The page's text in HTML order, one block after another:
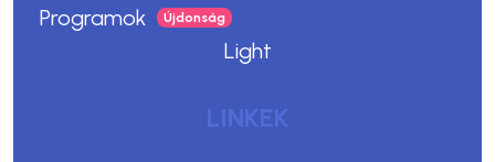
Programok
Light
LINKEK